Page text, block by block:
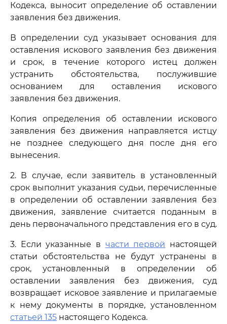
Кодекса, выносит определение об оставлении
заявления без движения.
В определении суд указывает основания для
оставления искового заявления без движения
и срок, в течение которого истец должен
устранить обстоятельства, послужившие
основанием для оставления искового
заявления без движения.
Копия определения об оставлении искового
заявления без движения направляется истцу
не позднее следующего дня после дня его
вынесения.
2. В случае, если заявитель в установленный
срок выполнит указания судьи, перечисленные
в определении об оставлении заявления без
движения, заявление считается поданным в
день первоначального представления его в суд.
3. Если указанные в части первой настоящей
статьи обстоятельства не будут устранены в
срок, установленный в определении об
оставлении заявления без движения, суд
возвращает исковое заявление и прилагаемые
к нему документы в порядке, установленном
статьей 135 настоящего Кодекса.